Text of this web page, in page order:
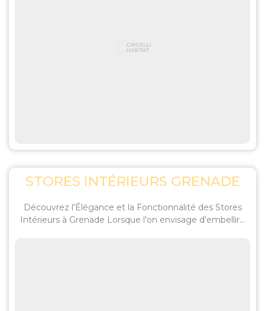
STORES INTÉRIEURS GRENADE
Découvrez l'Élégance et la Fonctionnalité des Stores
Intérieurs à Grenade Lorsque l'on envisage d'embellir...